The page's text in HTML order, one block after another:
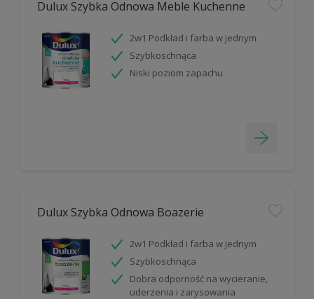
Dulux Szybka Odnowa Meble Kuchenne
2w1 Podkład i farba w jednym
Szybkoschnąca
Niski poziom zapachu
Dulux Szybka Odnowa Boazerie
2w1 Podkład i farba w jednym
Szybkoschnąca
Dobra odporność na wycieranie,
uderzenia i zarysowania